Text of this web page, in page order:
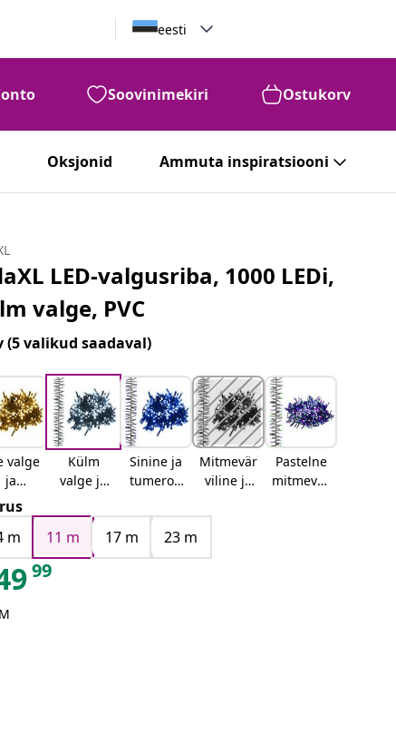
eesti
Soovinimekiri Ostukorv
Oksjonid Ammuta inspiratsiooni
LED-valgusriba, 1000 LEDi,
valge, PVC
(5 valikud saadaval)
valge
ja
Külm
valge ja
eline
Sinine ja
tumeroh
Mitmevär
viline ja
Pastelne
mitmevär
m
11 m 17 m 23 m
99